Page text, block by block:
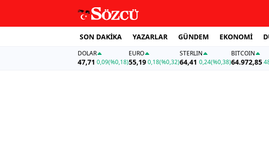
SON DAKİKA YAZARLAR GÜNDEM EKONOMİ
DOLAR
47,71 0,09(%0,18)
EURO
55,19 0,18(%0,32)
STERLIN
64,41 0,24(%0,38)
BITCOIN
64.972,85